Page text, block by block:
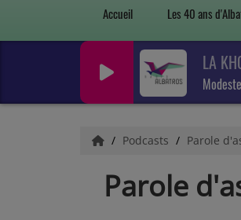
Accueil Les 40 ans
LA
Podcasts Parole
Parole